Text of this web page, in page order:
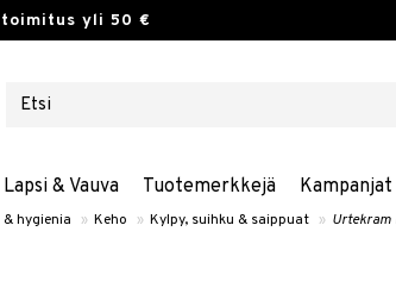
toimitus yli 50 €
& Vauva Tuotemerkkejä Kampanjat
hygienia » Keho » Kylpy, suihku & saippuat » Urtekram